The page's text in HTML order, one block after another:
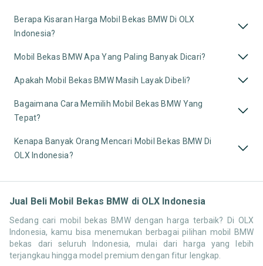
Berapa Kisaran Harga Mobil Bekas BMW Di OLX
Indonesia?
Mobil Bekas BMW Apa Yang Paling Banyak Dicari?
Apakah Mobil Bekas BMW Masih Layak Dibeli?
Bagaimana Cara Memilih Mobil Bekas BMW Yang
Tepat?
Kenapa Banyak Orang Mencari Mobil Bekas BMW Di
OLX Indonesia?
Jual Beli Mobil Bekas BMW di OLX Indonesia
Sedang cari mobil bekas BMW dengan harga terbaik? Di OLX
Indonesia, kamu bisa menemukan berbagai pilihan mobil BMW
bekas dari seluruh Indonesia, mulai dari harga yang lebih
terjangkau hingga model premium dengan fitur lengkap.